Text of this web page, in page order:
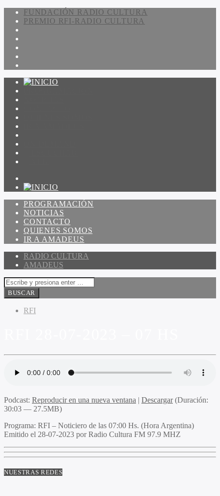
FUNDACIÓN RADIO CULTURA
PREMIO RFI-RADIO CULTURA
PROGRAMACIÓN
NOTICIAS
CONTACTO
QUIENES SOMOS
IR A AMADEUS
RADIO CULTURA
AMADEUS
RFI
Podcast: Reproducir en una nueva ventana | Descargar(Duración:
30:03 — 27.5MB)
Programa: RFI – Noticiero de las 07:00 Hs. (Hora Argentina)
Emitido el 28-07-2023 por Radio Cultura FM 97.9 MHZ
NUESTRAS REDES